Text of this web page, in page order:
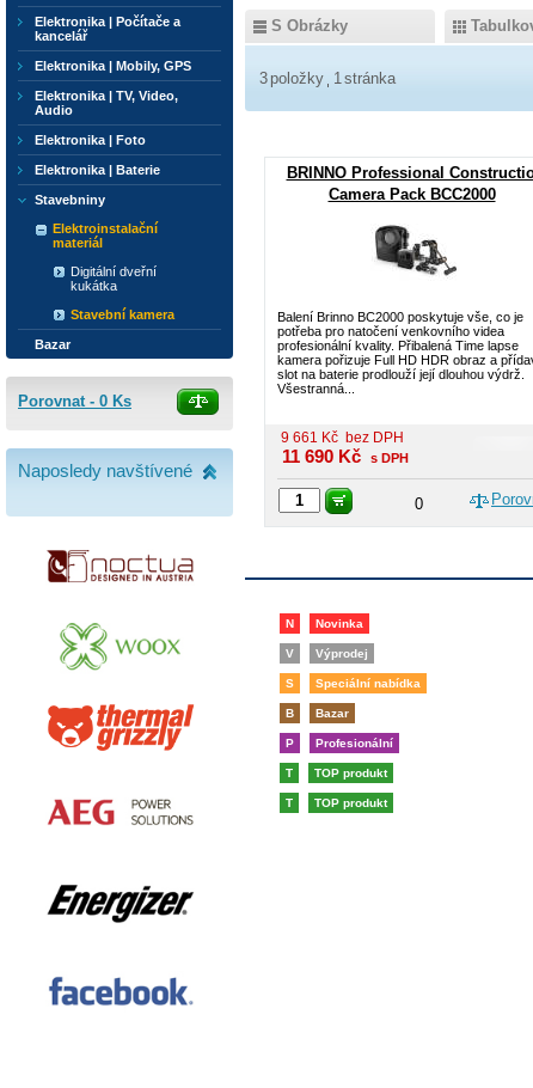
S Obrázky
3 položky 1stránka
BRINNO Professional
Camera Pack BCC2000
Balení Brinno BC2000 poskytuje vše, co je
potřeba pro natočení venkovního videa
profesionální kvality. Přibalená Time lapse
kamera pořizuje Full HD HDR obraz a
slot na baterie prodlouží její dlouhou výdrž.
Všestranná...
9 661 Kč bez DPH
11 690 Kč s DPH
0
N Novinka
V Výprodej
S Speciální nabídka
B Bazar
P Profesionální
T TOP produkt
T TOP produkt
Elektronika | Počítače a
kancelář
Elektronika | Mobily, GPS
Elektronika | TV, Video,
Audio
Elektronika | Foto
Elektronika | Baterie
Stavebniny
Elektroinstalační
materiál
Digitální dveřní
kukátka
Stavební kamera
Bazar
Porovnat - 0 Ks
Naposledy navštívené